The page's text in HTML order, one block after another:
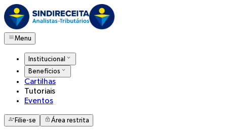
Menu
Institucional
Benefícios
Cartilhas
Tutoriais
Eventos
Filie-se Área restrita